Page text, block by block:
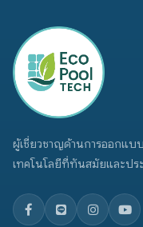
ผู้เชี่ยวชาญด้านการออกแบ
เทคโนโลยีที่ทันสมัยและป